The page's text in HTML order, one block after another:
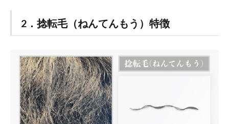
2．捻転毛（ねんてんもう）特徴